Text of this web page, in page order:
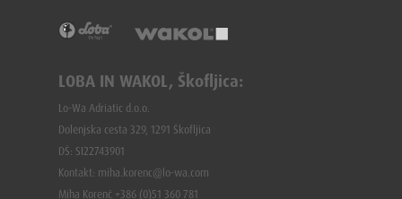
LOBA IN WAKOL, Škofljica:
Lo-Wa Adriatic d.o.o.
Dolenjska cesta 329, 1291 Škofljica
DŠ: SI22743901
Kontakt: miha.korenc@lo-wa.com
Miha Korenč +386 (0)51 360 781